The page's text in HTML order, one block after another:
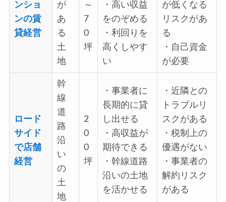
ンショ
ンの賃
貸経営
が
あ
る
土
地
～
7
0
坪
・高い収益
をのぞめる
・利回りを
高くしやす
い
が低くなる
リスクがあ
る
・自己資金
が必要
ロード
サイド
で店舗
経営
幹
線
道
路
沿
い
の
土
地
2
0
0
坪
・事業者に
長期的に貸
し出せる
・高収益が
期待できる
・幹線道路
沿いの土地
を活かせる
・近隣との
トラブルリ
スクがある
・税制上の
優遇がない
・事業者の
解約リスク
がある